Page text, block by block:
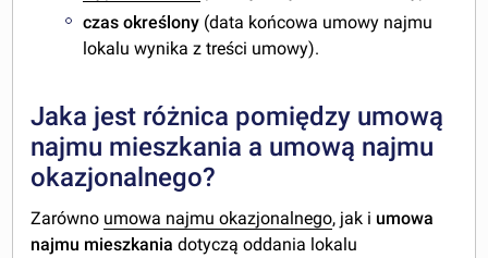
czas określony (data końcowa umowy najmu
lokalu wynika z treści umowy).
Jaka jest różnica pomiędzy umową
najmu mieszkania a umową najmu
okazjonalnego?
Zarówno umowa najmu okazjonalnego, jak i umowa
najmu mieszkania dotyczą oddania lokalu